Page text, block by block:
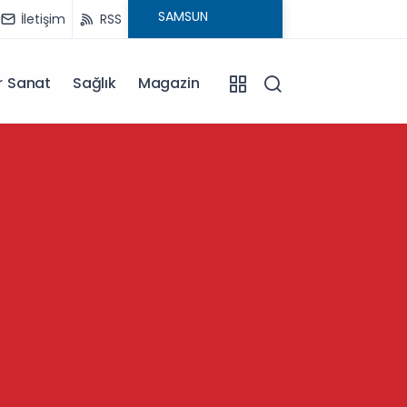
İletişim RSS
Sanat Sağlık Magazin